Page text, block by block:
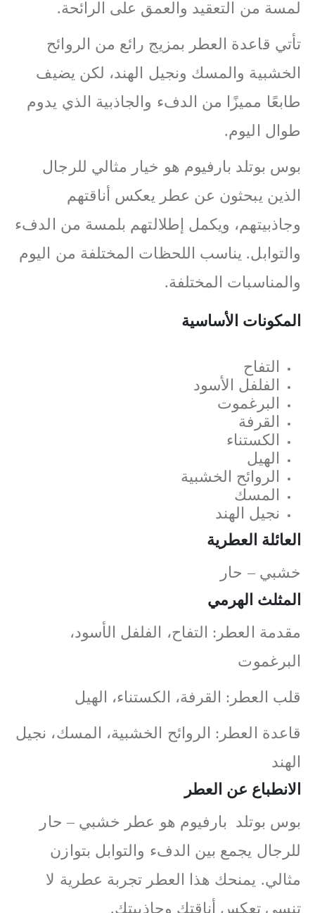
لمسة من التعقيد والعمق على الرائحة.
تأتي قاعدة العطر بمزيج رائع من الروائح
الخشبية والمسك ونجيل الهند، لكن يضيف
طابعًا مميزًا من الدفء والجاذبية الذي يدوم
طوال اليوم.
بوس بوتلد بارفيوم هو خيار مثالي للرجال
الذين يبحثون عن عطر يعكس أناقتهم
وجاذبيتهم، ويكمل إطلالتهم بلمسة من الدفء
والتوابل. يناسب اللحظات المختلفة من اليوم
والمناسبات المختلفة.
المكونات الأساسية
التفاح
الفلفل الأسود
البرغموت
القرفة
الكستناء
الهيل
الروائح الخشبية
المسك
نجيل الهند
العائلة العطرية
خشبي – حار
المثلث الهرمي
مقدمة العطر: التفاح، الفلفل الأسود،
البرغموت
قلب العطر: القرفة، الكستناء، الهيل
قاعدة العطر: الروائح الخشبية، المسك، نجيل
الهند
الانطباع عن العطر
بوس بوتلد بارفيوم هو عطر خشبي – حار
للرجال يجمع بين الدفء والتوابل بتوازن
مثالي. يمنحك هذا العطر تجربة عطرية لا
تنسى تعكس أناقتك وجاذبيتك.